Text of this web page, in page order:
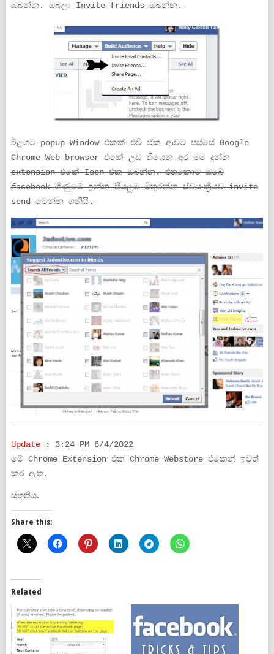
ඔබන්න. ඔබලා Invite friends ඔබන්න.
ඊළගට popup Window එකක් එවි ඒක ආවට පස්සේ Google
Chrome Web browser එකේ උඩ තියෙන අර මම දුන්න
extension එකේ Icon එක ඔබන්න. එතකොට ඔබේ
facebook ගිණුමේ ඉන්න සියලුම මිතුරන්න ස්වයංක්‍රීයව invite
send වෙන්න ගනියි.
Update :
3:24 PM 6/4/2022
මේ Chrome Extension එක Chrome Webstore එකෙන් ඉවත්
කර ඇත.
ස්තුතිය.
Share this:
Related